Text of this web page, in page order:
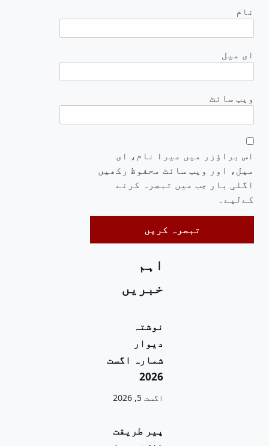
نام
ای میل
ویب‌ سائٹ
اس براؤزر میں میرا نام، ای
میل، اور ویب سائٹ محفوظ رکھیں
اگلی بار جب میں تبصرہ کرنے
کےلیے۔
اہم
خبریں
نوشتہ
دیوار
شمارہ اگست
2026
اگست 5, 2026
پیر طریقت